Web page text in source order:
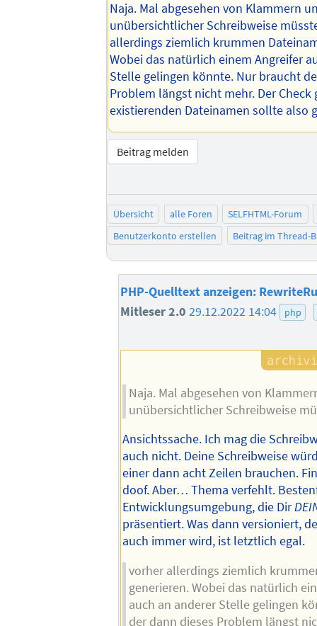
Naja. Mal abgesehen von Klammern
unübersichtlicher Schreibweise
allerdings ziemlich krummen
Wobei das natürlich einem Angreifer
Stelle gelingen könnte. Nur braucht
Problem längst nicht mehr. Der Check
existierenden Dateinamen sollte also
Beitrag melden
Übersicht alle Foren
SELFHTML-Forum
Benutzerkonto erstellen
Beitrag im Thread-
PHP-Quelltext anzeigen:
Mitleser 2.0 29.12.2022 14:04 php
Naja. Mal abgesehen von
unübersichtlicher Schreibweise
Ansichtssache. Ich mag die
auch nicht. Deine Schreibweise
einer dann acht Zeilen brauchen.
doof. Aber… Thema verfehlt.
Entwicklungsumgebung, die Dir
präsentiert. Was dann versioniert,
auch immer wird, ist letztlich egal.
vorher allerdings ziemlich
generieren. Wobei das natürlich
auch an anderer Stelle gelingen
der dann dieses Problem längst